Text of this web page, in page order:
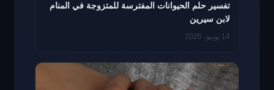
تفسير حلم الحيوانات المفترسة للمتزوجة في المنام
لابن سيرين
14 يونيو، 2025